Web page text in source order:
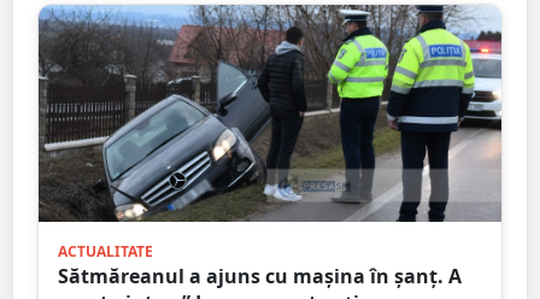
ACTUALITATE
Sătmăreanul a ajuns cu mașina în șanț. A